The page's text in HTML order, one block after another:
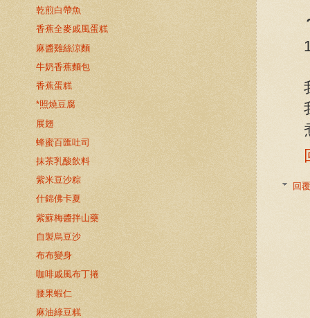
回覆
乾煎白帶魚
香蕉全麥戚風蛋糕
麻醬雞絲涼麵
牛奶香蕉麵包
香蕉蛋糕
*照燒豆腐
展翅
蜂蜜百匯吐司
抹茶乳酸飲料
紫米豆沙粽
什錦佛卡夏
紫蘇梅醬拌山藥
自製烏豆沙
布布變身
咖啡戚風布丁捲
腰果蝦仁
麻油綠豆糕